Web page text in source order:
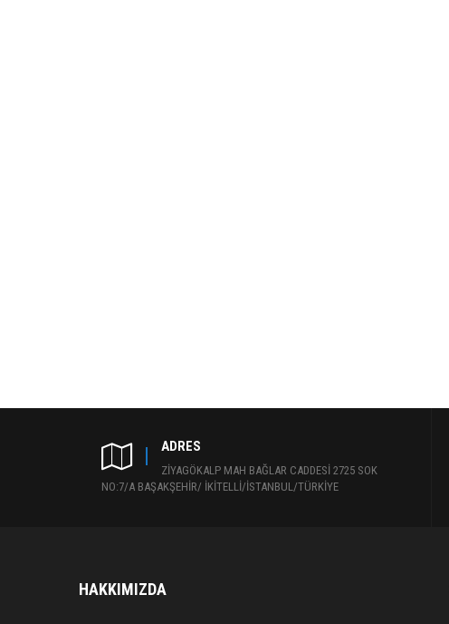
ADRES
ZİYAGÖKALP MAH BAĞLAR CADDESİ 2725 SOK
NO:7/A BAŞAKŞEHİR/ İKİTELLİ/İSTANBUL/TÜRKİYE
HAKKIMIZDA